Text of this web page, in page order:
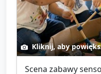
Kliknij, aby
Scena zabawy